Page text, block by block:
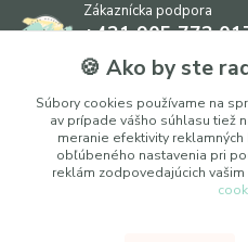
Zákaznícka podpora
+421 905 773
(Po-Pia, 8:30 - 17:00, So:
info@ipapier.sk
🍪 Ako by ste
Súbory cookies používame na
av prípade vášho súhlasu tiež
meranie efektivity
obľúbeného nastavenia pri
reklám zodpovedajúcich